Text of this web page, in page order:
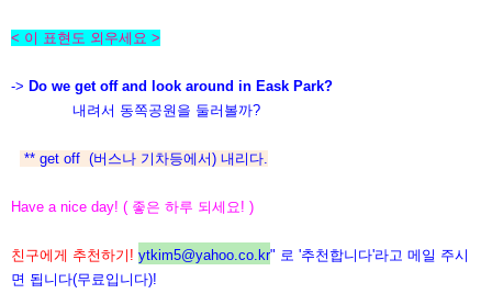
< 이 표현도 외우세요 >
-> Do we get off and look around in Eask Park?
내려서 동쪽공원을 둘러볼까?
** get off (버스나 기차등에서) 내리다.
Have a nice day! ( 좋은 하루 되세요! )
친구에게 추천하기! ytkim5@yahoo.co.kr" 로 '추천합니다'라고 메일 주시
면 됩니다(무료입니다)!